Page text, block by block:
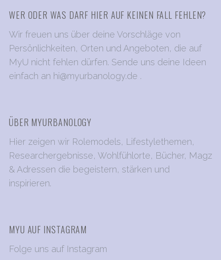
WER ODER WAS DARF HIER AUF KEINEN FALL FEHLEN?
Wir freuen uns über deine Vorschläge von
Persönlichkeiten, Orten und Angeboten, die auf
MyU nicht fehlen dürfen. Sende uns deine Ideen
einfach an hi@myurbanology.de .
ÜBER MYURBANOLOGY
Hier zeigen wir Rolemodels, Lifestylethemen,
Researchergebnisse, Wohlfühlorte, Bücher, Magz
& Adressen die begeistern, stärken und
inspirieren.
MYU AUF INSTAGRAM
Folge uns auf Instagram